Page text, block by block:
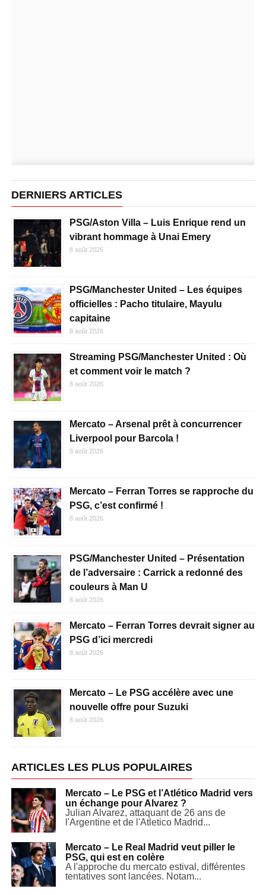
DERNIERS ARTICLES
PSG/Aston Villa – Luis Enrique rend un
vibrant hommage à Unai Emery
8 août 2026
PSG/Manchester United – Les équipes
officielles : Pacho titulaire, Mayulu
capitaine
8 août 2026
Streaming PSG/Manchester United : Où
et comment voir le match ?
8 août 2026
Mercato – Arsenal prêt à concurrencer
Liverpool pour Barcola !
8 août 2026
Mercato – Ferran Torres se rapproche du
PSG, c’est confirmé !
8 août 2026
PSG/Manchester United – Présentation
de l’adversaire : Carrick a redonné des
couleurs à Man U
8 août 2026
Mercato – Ferran Torres devrait signer au
PSG d’ici mercredi
8 août 2026
Mercato – Le PSG accélère avec une
nouvelle offre pour Suzuki
8 août 2026
ARTICLES LES PLUS POPULAIRES
Mercato – Le PSG et l’Atlético Madrid vers
un échange pour Alvarez ?
Julian Alvarez, attaquant de 26 ans de
l'Argentine et de l'Atletico Madrid...
Mercato – Le Real Madrid veut piller le
PSG, qui est en colère
A l'approche du mercato estival, différentes
tentatives sont lancées. Notam...